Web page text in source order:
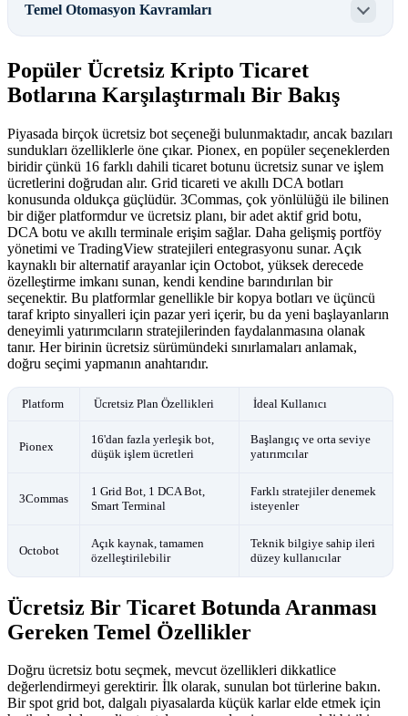
Temel Otomasyon Kavramları
Popüler Ücretsiz Kripto Ticaret
Botlarına Karşılaştırmalı Bir Bakış
Piyasada birçok ücretsiz bot seçeneği bulunmaktadır, ancak bazıları
sundukları özelliklerle öne çıkar. Pionex, en popüler seçeneklerden
biridir çünkü 16 farklı dahili ticaret botunu ücretsiz sunar ve işlem
ücretlerini doğrudan alır. Grid ticareti ve akıllı DCA botları
konusunda oldukça güçlüdür. 3Commas, çok yönlülüğü ile bilinen
bir diğer platformdur ve ücretsiz planı, bir adet aktif grid botu,
DCA botu ve akıllı terminale erişim sağlar. Daha gelişmiş portföy
yönetimi ve TradingView stratejileri entegrasyonu sunar. Açık
kaynaklı bir alternatif arayanlar için Octobot, yüksek derecede
özelleştirme imkanı sunan, kendi kendine barındırılan bir
seçenektir. Bu platformlar genellikle bir kopya botları ve üçüncü
taraf kripto sinyalleri için pazar yeri içerir, bu da yeni başlayanların
deneyimli yatırımcıların stratejilerinden faydalanmasına olanak
tanır. Her birinin ücretsiz sürümündeki sınırlamaları anlamak,
doğru seçimi yapmanın anahtarıdır.
Platform Ücretsiz Plan Özellikleri İdeal Kullanıcı
Pionex
16'dan fazla yerleşik bot,
düşük işlem ücretleri
Başlangıç ve orta seviye
yatırımcılar
3Commas
1 Grid Bot, 1 DCA Bot,
Smart Terminal
Farklı stratejiler denemek
isteyenler
Octobot
Açık kaynak, tamamen
özelleştirilebilir
Teknik bilgiye sahip ileri
düzey kullanıcılar
Ücretsiz Bir Ticaret Botunda Aranması
Gereken Temel Özellikler
Doğru ücretsiz botu seçmek, mevcut özellikleri dikkatlice
değerlendirmeyi gerektirir. İlk olarak, sunulan bot türlerine bakın.
Bir spot grid bot, dalgalı piyasalarda küçük karlar elde etmek için